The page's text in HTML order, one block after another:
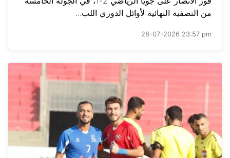
من التصفية النهائية لأوائل الدوري اللب...
28-07-2026 23:57 pm